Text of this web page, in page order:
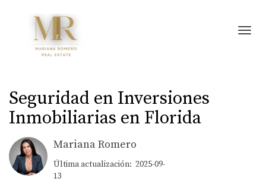
Seguridad en Inversiones
Inmobiliarias en Florida
Mariana Romero
Última actualización: 2025-09-
13